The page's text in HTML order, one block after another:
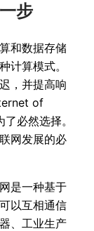
步
和数据存储
计算模式。
，并提高响
of
必然选择。
网发展的必
是一种基于
以互相通信
、工业生产